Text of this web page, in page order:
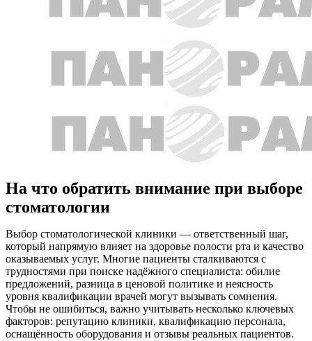
На что обратить внимание при выборе
стоматологии
Выбор стоматологической клиники — ответственный шаг,
который напрямую влияет на здоровье полости рта и качество
оказываемых услуг. Многие пациенты сталкиваются с
трудностями при поиске надёжного специалиста: обилие
предложений, разница в ценовой политике и неясность
уровня квалификации врачей могут вызывать сомнения.
Чтобы не ошибиться, важно учитывать несколько ключевых
факторов: репутацию клиники, квалификацию персонала,
оснащённость оборудования и отзывы реальных пациентов.